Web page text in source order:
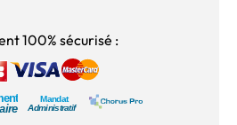
100% sécurisé :